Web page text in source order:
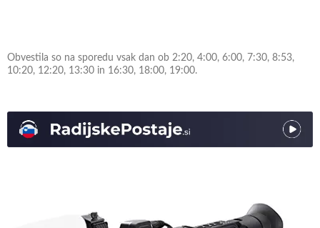
Obvestila so na sporedu vsak dan ob 2:20, 4:00, 6:00, 7:30, 8:53,
10:20, 12:20, 13:30 in 16:30, 18:00, 19:00.